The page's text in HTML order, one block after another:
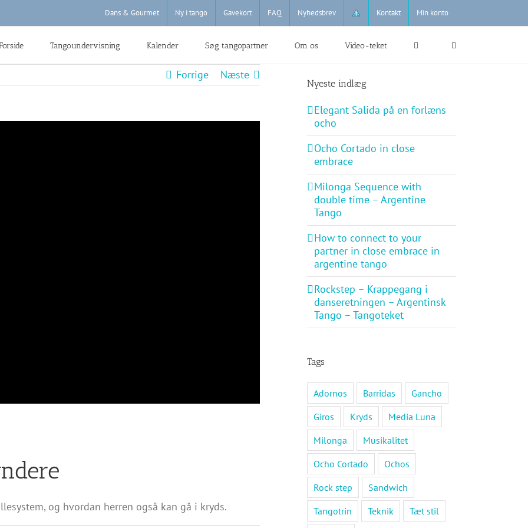
Dans & Gourmet Ny i tango Gavekort FAQ Nyhedsbrev Kontakt Min konto
Tangoundervisning Kalender Søg tangopartner Om os Video-teket
Forrige Næste
og hvordan herren også kan gå i kryds.
Nyeste indlæg
Elegant Salida på en forlæns
ocho
Ocho Cortado in close
embrace
Milonga Sequence with
double time – Argentine
Tango
How to connect to your
partner in close embrace in
argentine tango
Rockstep – Krappegang i
danseretningen – Argentinsk
Tango – Tangoteket
Tags
Adornos Barridas
Gancho
Giros
Kryds
Media Luna
Milonga
Musikalitet
Ocho Cortado
Ochos
Rock step
Sandwich
Tangotrin
Teknik
Tæt stil